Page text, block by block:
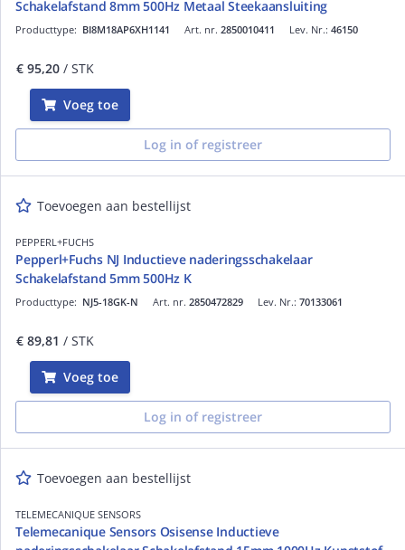
Schakelafstand 8mm 500Hz Metaal Steekaansluiting
Art. nr. 2850010411
Producttype: BI8M18AP6XH1141 Lev. Nr.: 46150
€ 95,20 / STK
Voeg toe
Log in of registreer
Toevoegen aan bestellijst
PEPPERL+FUCHS
Pepperl+Fuchs NJ Inductieve naderingsschakelaar
Schakelafstand 5mm 500Hz K
Art. nr. 2850472829
Producttype: NJ5-18GK-N Lev. Nr.: 70133061
€ 89,81 / STK
Voeg toe
Log in of registreer
Toevoegen aan bestellijst
TELEMECANIQUE SENSORS
Telemecanique Sensors Osisense Inductieve